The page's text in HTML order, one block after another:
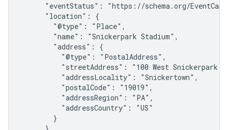
"eventStatus": "https://schema.org/
      "location": {
        "@type": "Place",
        "name": "Snickerpark Stadium",
        "address": {
          "@type": "PostalAddress",
"streetAddress": "100 West Snickerpark
          "addressLocality": "Snickertown",
          "postalCode": "19019",
          "addressRegion": "PA",
          "addressCountry": "US"
        }